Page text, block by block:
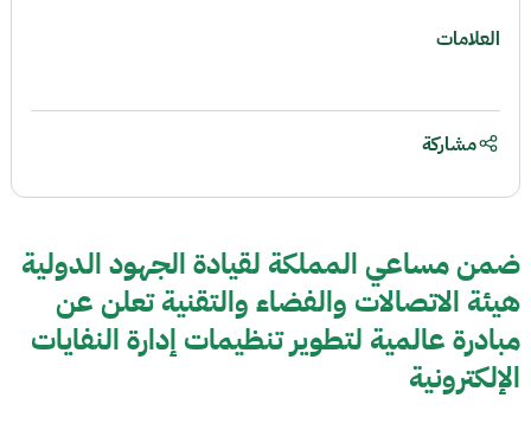
ضمن مساعي المملكة لقيادة الجهود الدولية
هيئة الاتصالات والفضاء والتقنية تعلن عن
مبادرة عالمية لتطوير تنظيمات إدارة النفايات
الإلكترونية
العلامات
مشاركة